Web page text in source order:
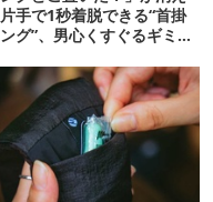
手で1秒着脱できる“首掛
グ”、男心くすぐるギミッ